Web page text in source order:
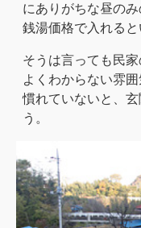
にありがちな昼の
銭湯価格で入れると
そうは言っても民
よくわからない雰
慣れていないと、
う。